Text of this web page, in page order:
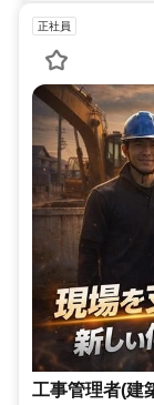
正社員
工事管理者(建